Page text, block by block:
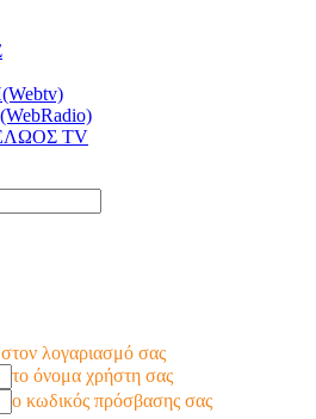
TV
λογαριασμό σας
το όνομα χρήστη σας
ο κωδικός πρόσβασης σας